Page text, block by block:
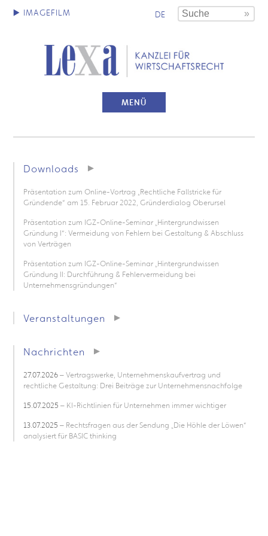
DE
MENÜ
Downloads
Präsentation zum Online-Vortrag „Rechtliche Fallstricke für
Gründende“ am 15. Februar 2022, Gründerdialog Oberursel
Präsentation zum IGZ-Online-Seminar „Hintergrundwissen
Gründung I“: Vermeidung von Fehlern bei Gestaltung & Abschluss
von Verträgen
Präsentation zum IGZ-Online-Seminar „Hintergrundwissen
Gründung II: Durchführung & Fehlervermeidung bei
Unternehmensgründungen“
Veranstaltungen
Nachrichten
27.07.2026– Vertragswerke, Unternehmenskaufvertrag und
rechtliche Gestaltung: Drei Beiträge zur Unternehmensnachfolge
15.07.2025 – KI-Richtlinien für Unternehmen immer wichtiger
13.07.2025 – Rechtsfragen aus der Sendung „Die Höhle der Löwen“
analysiert für BASIC thinking